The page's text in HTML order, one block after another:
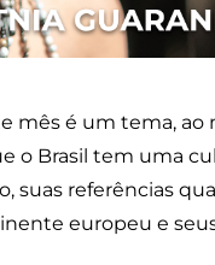
mês é um tema, ao
o Brasil tem uma
suas referências
europeu e